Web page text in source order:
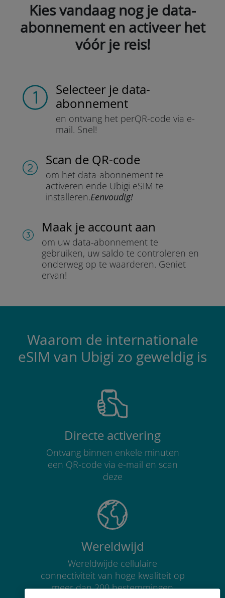
Kies vandaag nog je data-
abonnement en activeer het
vóór je reis!
Selecteer je data-
abonnement
en ontvang het perQR-code via e-
mail. Snel!
Scan de QR-code
om het data-abonnement te
activeren ende Ubigi eSIM te
installeren.Eenvoudig!
Maak je account aan
om uw data-abonnement te
gebruiken, uw saldo te controleren en
onderweg op te waarderen. Geniet
ervan!
Waarom de internationale
eSIM van Ubigi zo geweldig is
Directe activering
Ontvang binnen enkele minuten
een QR-code via e-mail en scan
deze
Wereldwijd
Wereldwijde cellulaire
connectiviteit van hoge kwaliteit op
meer dan 200 bestemmingen